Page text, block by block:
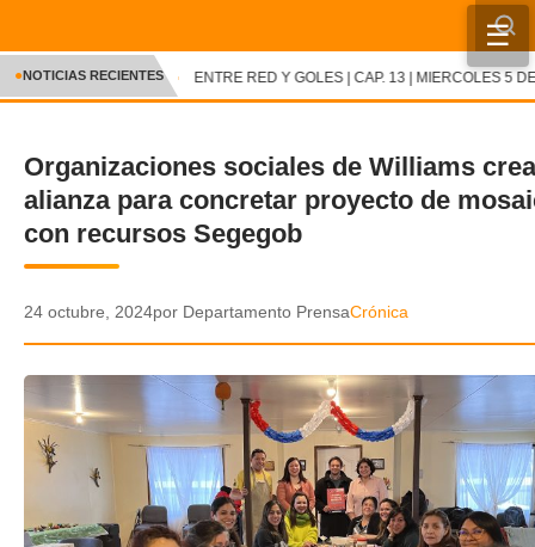
☰
INICIO
CRÓNICA
DEPORTES
ENTRETENIMIENTO Y CULTURA
AUDIOS
VIDEOS
GALERIA DE FOTOS
✕
●NOTICIAS RECIENTES ENTRE RED Y GOLES | CAP. 13 | MIERCOLES 5 DE
Organizaciones sociales de Williams
alianza para concretar proyecto de
con recursos Segegob
24 octubre, 2024por Departamento PrensaCrónica